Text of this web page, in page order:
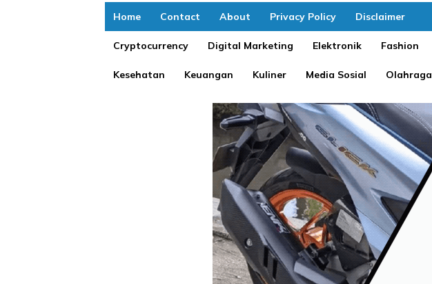
Home Contact About Privacy Policy Disclaimer
Cryptocurrency Digital Marketing Elektronik Fashion
Kesehatan Keuangan Kuliner Media Sosial Olahraga